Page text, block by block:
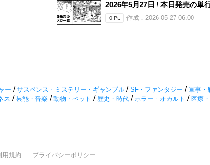
2026年5月27日 / 本日発売の単
0 Pt. 作成：2026-05-27 06:00
ー / サスペンス・ミステリー・ギャンブル / SF・ファンタジー / 軍事・
ス / 芸能・音楽 / 動物・ペット / 歴史・時代 / ホラー・オカルト / 医療
用規約 プライバシーポリシー